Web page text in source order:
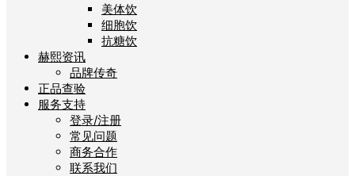
美体饮
细胞饮
抗糖饮
赫熙资讯
品牌传奇
正品查验
服务支持
登录/注册
常见问题
商务合作
联系我们